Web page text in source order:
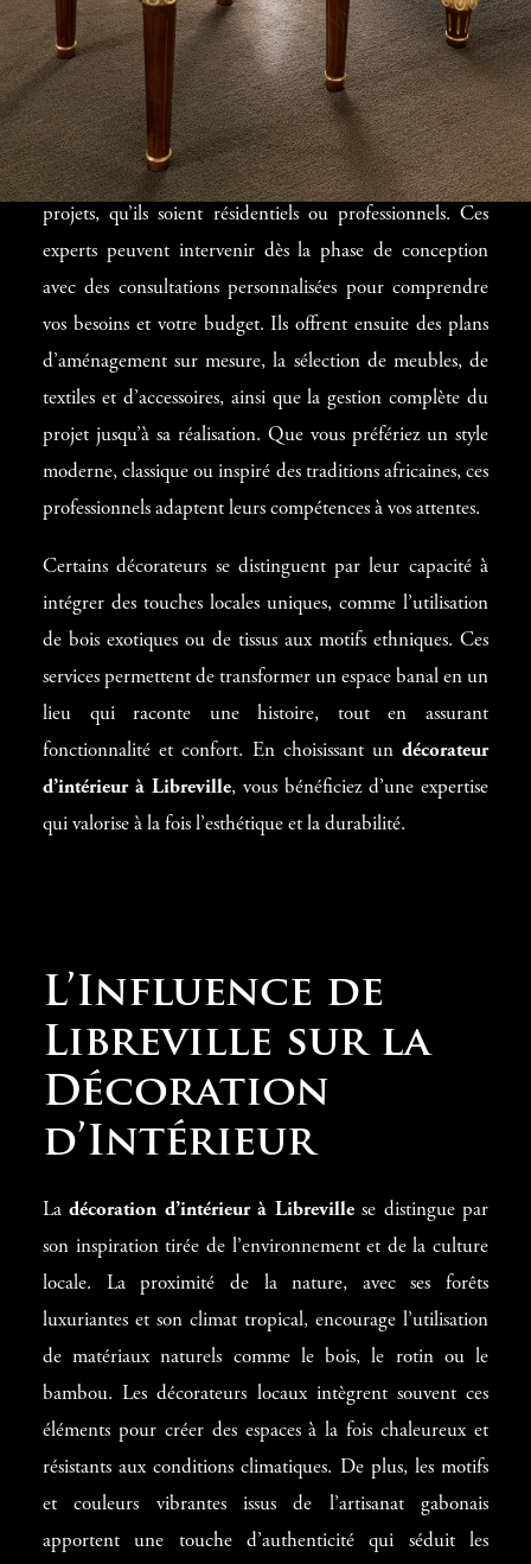
d’Intérieur à
Libreville
Lesdécorateurs d’intérieur à Librevilleproposent une
gamme variée de services pour répondre à tous les
projets, qu’ils soient résidentiels ou professionnels. Ces
experts peuvent intervenir dès la phase de conception
avec des consultations personnalisées pour comprendre
vos besoins et votre budget. Ils offrent ensuite des plans
d’aménagement sur mesure, la sélection de meubles, de
textiles et d’accessoires, ainsi que la gestion complète du
projet jusqu’à sa réalisation. Que vous préfériez un style
moderne, classique ou inspiré des traditions africaines, ces
professionnels adaptent leurs compétences à vos attentes.
Certains décorateurs se distinguent par leur capacité à
intégrer des touches locales uniques, comme l’utilisation
de bois exotiques ou de tissus aux motifs ethniques. Ces
services permettent de transformer un espace banal en un
lieu qui raconte une histoire, tout en assurant
fonctionnalité et confort. En choisissant un décorateur
d’intérieur à Libreville, vous bénéficiez d’une expertise
qui valorise à la fois l’esthétique et la durabilité.
L’Influence de
Libreville sur la
Décoration
d’Intérieur
Ladécoration d’intérieur à Librevillese distingue par
son inspiration tirée de l’environnement et de la culture
locale. La proximité de la nature, avec ses forêts
luxuriantes et son climat tropical, encourage l’utilisation
de matériaux naturels comme le bois, le rotin ou le
bambou. Les décorateurs locaux intègrent souvent ces
éléments pour créer des espaces à la fois chaleureux et
résistants aux conditions climatiques. De plus, les motifs
et couleurs vibrantes issus de l’artisanat gabonais
apportent une touche d’authenticité qui séduit les